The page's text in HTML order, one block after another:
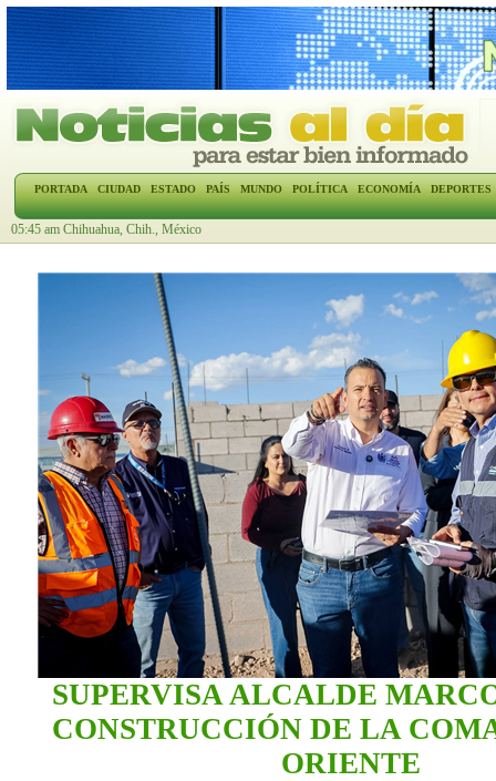
PORTADA CIUDAD ESTADO PAÍS MUNDO POLÍTICA ECONOMÍA DEPORTES
05:45 am Chihuahua, Chih., México
SUPERVISA ALCALDE
CONSTRUCCIÓN DE LA
ORIENTE